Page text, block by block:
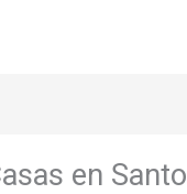
en Santo